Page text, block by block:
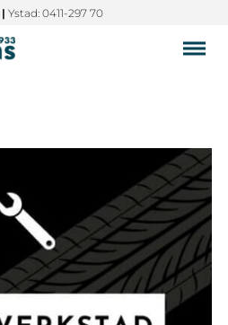
| Ystad: 0411-297 70